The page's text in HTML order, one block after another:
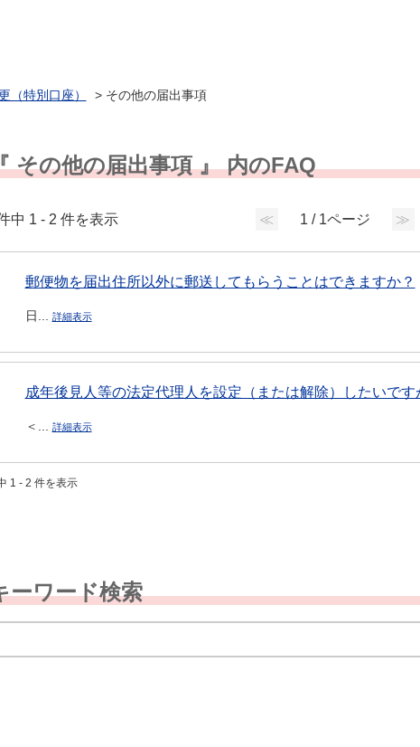
（特別口座） > その他の届出事項
その他の届出事項 』 内のFAQ
中 1 - 2 件を表示 ≪ 1 / 1ページ ≫
郵便物を届出住所以外に郵送してもらうことはできますか？
日... 詳細表示
成年後見人等の法定代理人を設定（または解除）したいで
＜... 詳細表示
1 - 2 件を表示
ーワード検索